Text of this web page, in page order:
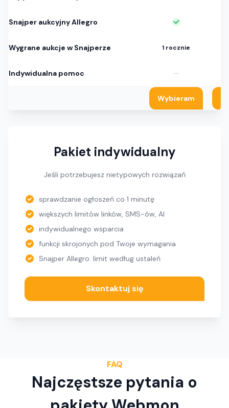
Snajper aukcyjny Allegro
Wygrane aukcje w Snajperze 1 rocznie
Indywidualna pomoc —
Wybieram
Pakiet indywidualny
Jeśli potrzebujesz nietypowych rozwiązań
sprawdzanie ogłoszeń co 1 minutę
większych limitów linków, SMS-ów, AI
indywidualnego wsparcia
funkcji skrojonych pod Twoje wymagania
Snajper Allegro: limit według ustaleń
Skontaktuj się
FAQ
Najczęstsze pytania o